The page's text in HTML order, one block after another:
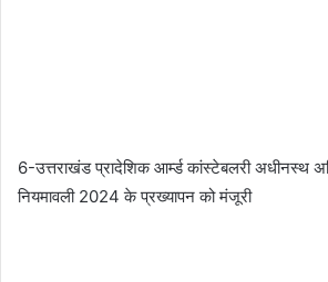
6-उत्तराखंड प्रादेशिक आर्म्ड कांस्टेबलरी अधीनस्थ
नियमावली 2024 के प्रख्यापन को मंजूरी